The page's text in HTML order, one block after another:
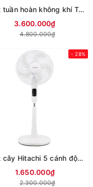
Quạt tuần hoàn không khí Toshiba F-DSC80XVN(W) (trước 7 cánh - sau 9 cánh)
3.600.000₫
4.800.000₫
- 28%
Quạt cây Hitachi 5 cánh động cơ AC LF-A6RCWM
1.650.000₫
2.300.000₫